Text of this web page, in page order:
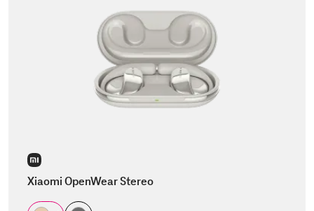
Xiaomi OpenWear Stereo